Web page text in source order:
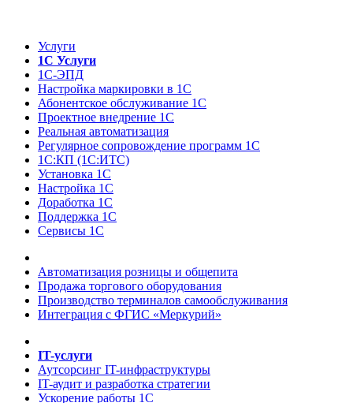
Услуги
1С Услуги
1С-ЭПД
Настройка маркировки в 1С
Абонентское обслуживание 1С
Проектное внедрение 1С
Реальная автоматизация
Регулярное сопровождение программ 1С
1С:КП (1С:ИТС)
Установка 1С
Настройка 1С
Доработка 1С
Поддержка 1С
Сервисы 1С
Автоматизация розницы и общепита
Продажа торгового оборудования
Производство терминалов самообслуживания
Интеграция с ФГИС «Меркурий»
IT-услуги
Аутсорсинг IT-инфраструктуры
IT-аудит и разработка стратегии
Ускорение работы 1С